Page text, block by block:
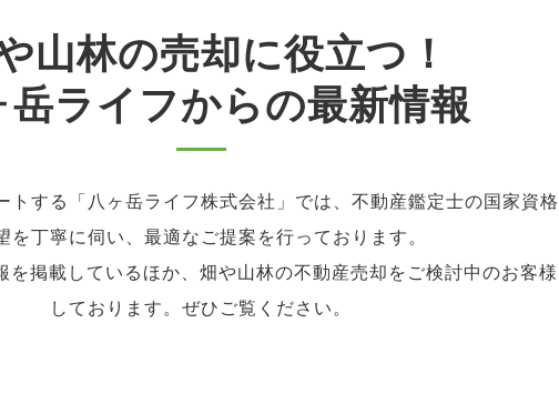
山林の売却に役立つ！
岳ライフからの最新情報
する「八ヶ岳ライフ株式会社」では、不動産鑑定士の国家資
を丁寧に伺い、最適なご提案を行っております。
掲載しているほか、畑や山林の不動産売却をご検討中のお客
しております。ぜひご覧ください。